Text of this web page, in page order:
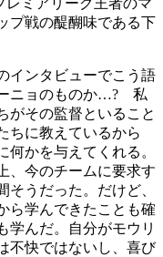
プ戦の醍醐味である下
インタビューでこう語
ニョのものか…? 私
がその監督といること
ちに教えているから
かを与えてくれる。
、今のチームに要求す
そうだった。だけど、
ら学んできたことも確
学んだ。自分がモウリ
不快ではないし、喜び